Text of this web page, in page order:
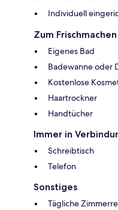
Individuell
Zum Frischmachen
Eigenes Bad
Badewanne oder
Kostenlose
Haartrockner
Handtücher
Immer in
Schreibtisch
Telefon
Sonstiges
Tägliche